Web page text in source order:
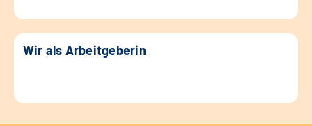
Wir als Arbeitgeberin